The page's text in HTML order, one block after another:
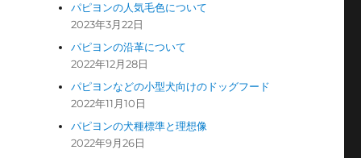
パピヨンの人気毛色について
2023年3月22日
パピヨンの沿革について
2022年12月28日
パピヨンなどの小型犬向けのドッグフード
2022年11月10日
パピヨンの犬種標準と理想像
2022年9月26日